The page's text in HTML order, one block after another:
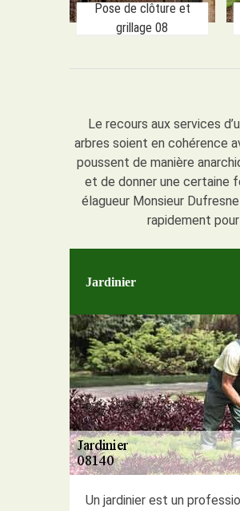
Pose de clôture et
grillage 08
Le recours aux services
arbres soient en cohérence
poussent de manière
et de donner une certaine
élagueur Monsieur
rapidement
Jardinier
Un jardinier est un